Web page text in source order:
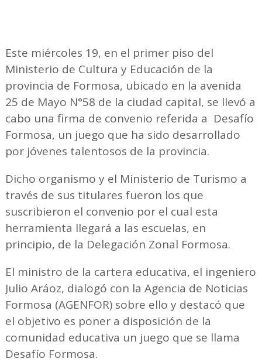
Este miércoles 19, en el primer piso del
Ministerio de Cultura y Educación de la
provincia de Formosa, ubicado en la avenida
25 de Mayo N°58 de la ciudad capital, se llevó a
cabo una firma de convenio referida a Desafío
Formosa, un juego que ha sido desarrollado
por jóvenes talentosos de la provincia.
Dicho organismo y el Ministerio de Turismo a
través de sus titulares fueron los que
suscribieron el convenio por el cual esta
herramienta llegará a las escuelas, en
principio, de la Delegación Zonal Formosa.
El ministro de la cartera educativa, el ingeniero
Julio Aráoz, dialogó con la Agencia de Noticias
Formosa (AGENFOR) sobre ello y destacó que
el objetivo es poner a disposición de la
comunidad educativa un juego que se llama
Desafío Formosa.